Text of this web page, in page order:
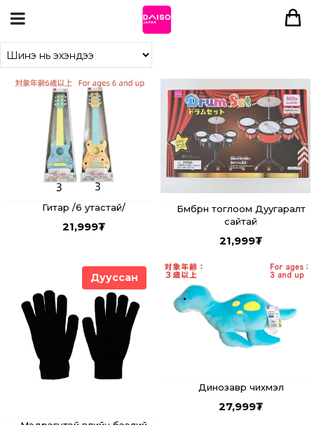
Гитар /6 утастай/
21,999₮
Бөмбөрөн тоглоом Дуугаралт
сайтай
21,999₮
Дууссан
Динозавр чихмэл
27,999₮